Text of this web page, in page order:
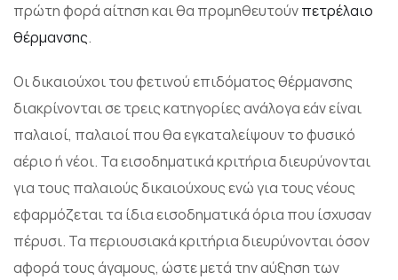
πρώτη φορά αίτηση και θα προμηθευτούνπετρέλαιο
θέρμανσης.
Οι δικαιούχοι του φετινού επιδόματος θέρμανσης
διακρίνονται σε τρεις κατηγορίες ανάλογα εάν είναι
παλαιοί, παλαιοί που θα εγκαταλείψουν το φυσικό
αέριο ή νέοι. Τα εισοδηματικά κριτήρια διευρύνονται
για τους παλαιούς δικαιούχους ενώ για τους νέους
εφαρμόζεται τα ίδια εισοδηματικά όρια που ίσχυσαν
πέρυσι. Τα περιουσιακά κριτήρια διευρύνονται όσον
αφορά τους άγαμους, ώστε μετά την αύξηση των